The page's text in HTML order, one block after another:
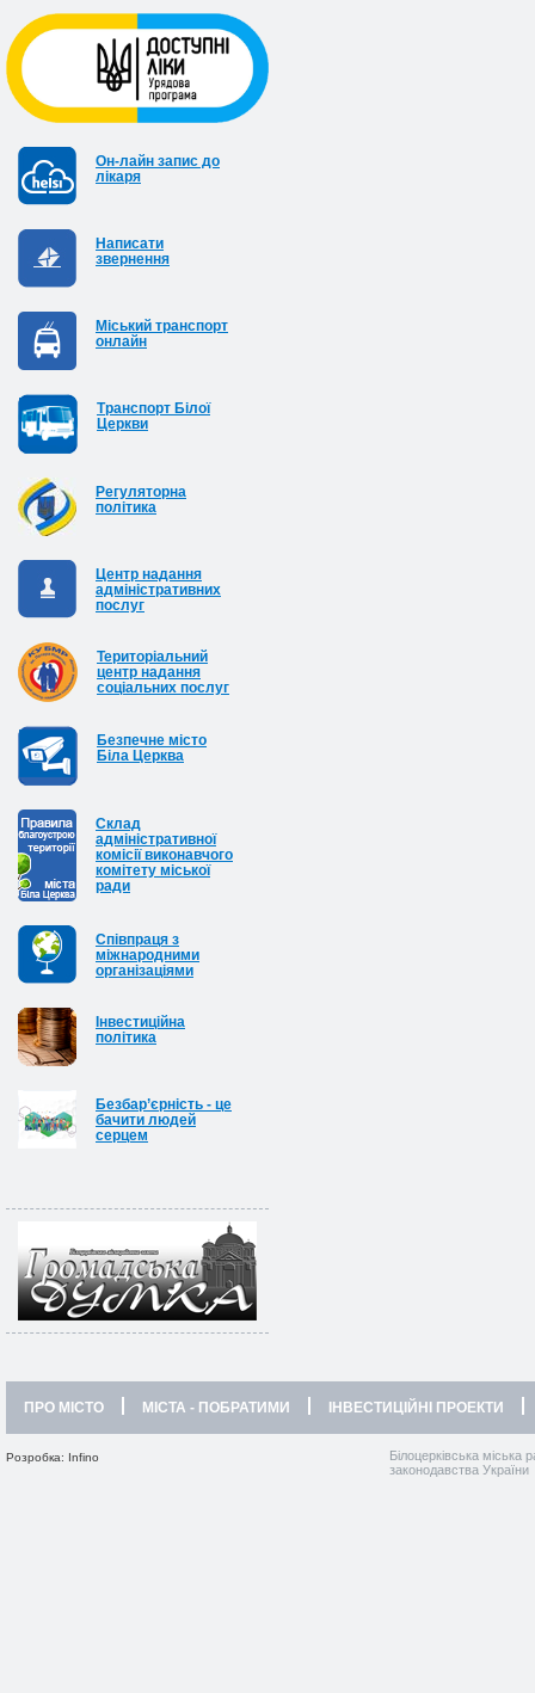
Он-лайн запис до
лікаря
Написати
звернення
Міський транспорт
онлайн
Транспорт Білої
Церкви
Регуляторна
політика
Центр надання
адміністративних
послуг
Територіальний
центр надання
соціальних послуг
Безпечне місто
Біла Церква
Cклад
адміністративної
комісії виконавчого
комітету міської
ради
Співпраця з
міжнародними
організаціями
Інвестиційна
політика
Безбар’єрність - це
бачити людей
серцем
ПРО МІСТО МІСТА - ПОБРАТИМИ ІНВЕСТИЦІЙНІ ПРОЕКТИ
Розробка: Infino
Білоцерківська міська
законодавства України